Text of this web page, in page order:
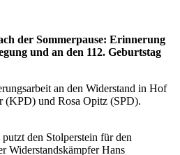
der Sommerpause: Erinnerung
und an den 112. Geburtstag
an den Widerstand in Hof
(KPD) und Rosa Opitz (SPD).
den Stolperstein für den
Widerstandskämpfer Hans